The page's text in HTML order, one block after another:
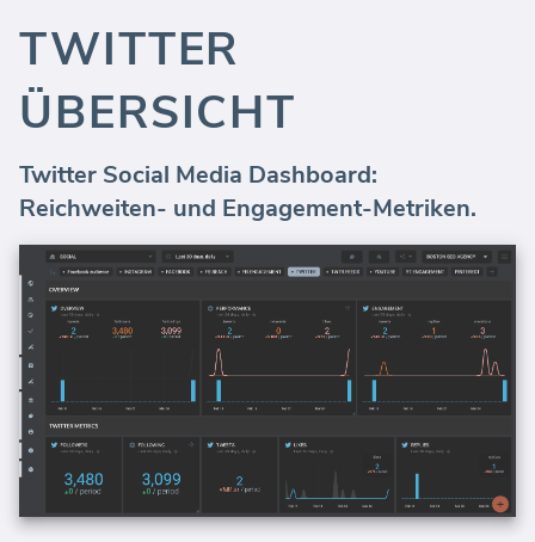
TWITTER
ÜBERSICHT
Twitter Social Media Dashboard:
Reichweiten- und Engagement-Metriken.